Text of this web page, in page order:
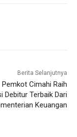
Berita Selanjutnya
Pemkot Cimahi Raih
Debitur Terbaik Dari
Keuangan